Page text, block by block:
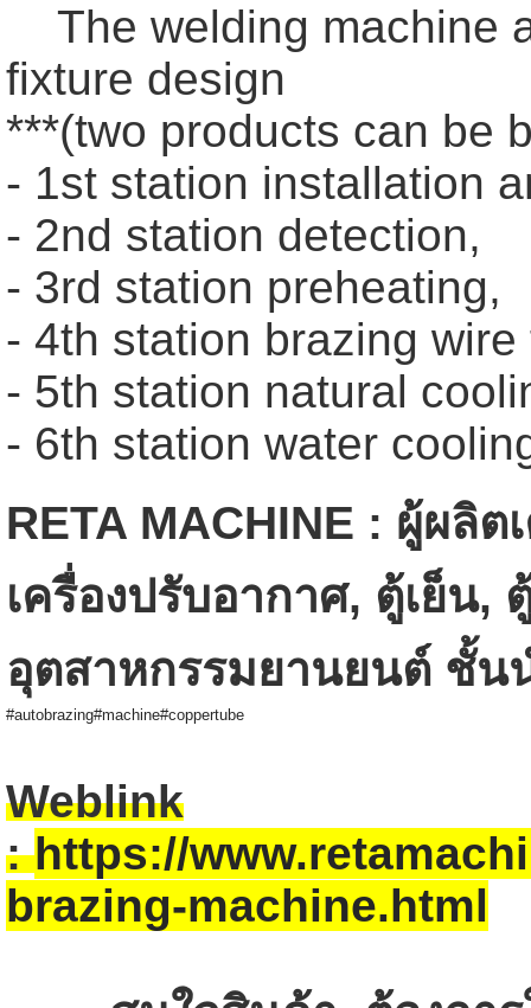
The welding machine
fixture design
***(two products can be
- 1st station installation
- 2nd station detection,
- 3rd station preheating,
- 4th station brazing wire
- 5th station natural
- 6th station water
RETA MACHINE : ผู้ผลิ
เครื่องปรับอากาศ, ตู้เย็น,
อุตสาหกรรมยานยนต์ ชั้น
#autobrazing#machine#coppertube
Weblink
:https://
brazing-machine.html